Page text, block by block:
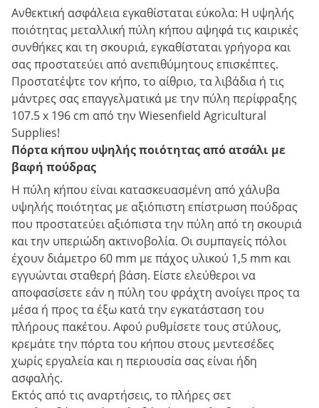
Ανθεκτική ασφάλεια εγκαθίσταται εύκολα: Η υψηλής
ποιότητας μεταλλική πύλη κήπου αψηφά τις καιρικές
συνθήκες και τη σκουριά, εγκαθίσταται γρήγορα και
σας προστατεύει από ανεπιθύμητους επισκέπτες.
Προστατέψτε τον κήπο, το αίθριο, τα λιβάδια ή τις
μάντρες σας επαγγελματικά με την πύλη περίφραξης
107.5 x 196 cm από την Wiesenfield Agricultural
Supplies!
Πόρτα κήπου υψηλής ποιότητας από ατσάλι με
βαφή πούδρας
Η πύλη κήπου είναι κατασκευασμένη από χάλυβα
υψηλής ποιότητας με αξιόπιστη επίστρωση πούδρας
που προστατεύει αξιόπιστα την πύλη από τη σκουριά
και την υπεριώδη ακτινοβολία. Οι συμπαγείς πόλοι
έχουν διάμετρο 60 mm με πάχος υλικού 1,5 mm και
εγγυώνται σταθερή βάση. Είστε ελεύθεροι να
αποφασίσετε εάν η πύλη του φράχτη ανοίγει προς τα
μέσα ή προς τα έξω κατά την εγκατάσταση του
πλήρους πακέτου. Αφού ρυθμίσετε τους στύλους,
κρεμάτε την πόρτα του κήπου στους μεντεσέδες
χωρίς εργαλεία και η περιουσία σας είναι ήδη
ασφαλής.
Εκτός από τις αναρτήσεις, το πλήρες σετ